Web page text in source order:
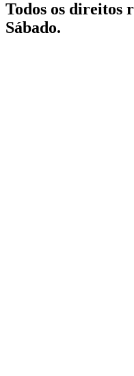
Todos os direitos
Sábado.